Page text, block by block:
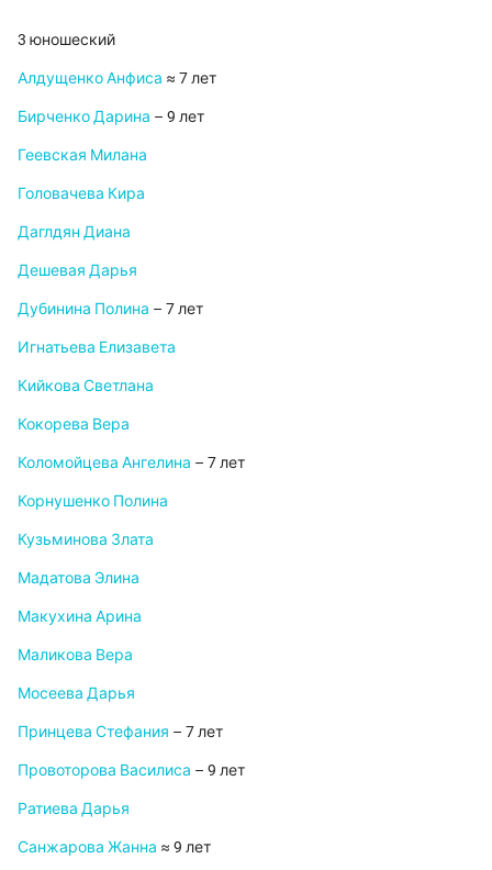
3 юношеский
Алдущенко Анфиса ≈ 7 лет
Бирченко Дарина – 9 лет
Геевская Милана
Головачева Кира
Даглдян Диана
Дешевая Дарья
Дубинина Полина – 7 лет
Игнатьева Елизавета
Кийкова Светлана
Кокорева Вера
Коломойцева Ангелина – 7 лет
Корнушенко Полина
Кузьминова Злата
Мадатова Элина
Макухина Арина
Маликова Вера
Мосеева Дарья
Принцева Стефания – 7 лет
Провоторова Василиса – 9 лет
Ратиева Дарья
Санжарова Жанна ≈ 9 лет